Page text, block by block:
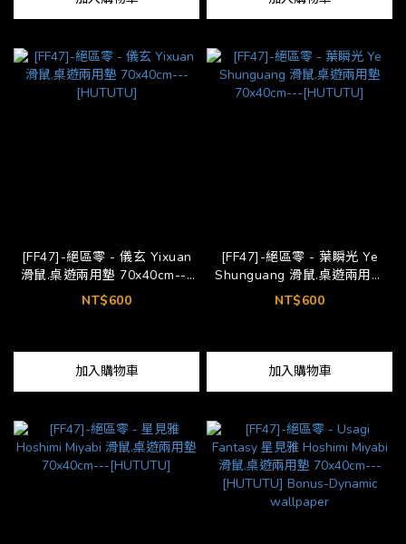
[FF47]-絕區零 - 儀玄 Yixuan
滑鼠.桌遊兩用墊 70x40cm---
[HUTUTU]
NT$600
加入購物車
[FF47]-絕區零 - 葉瞬光 Ye
Shunguang 滑鼠.桌遊兩用墊
70x40cm---[HUTUTU]
NT$600
加入購物車